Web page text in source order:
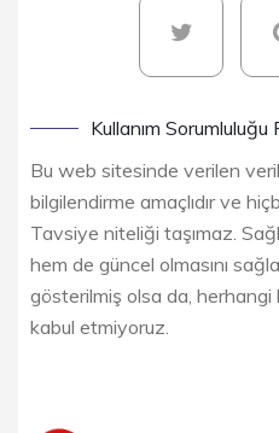
Kullanım Sorumluluğu
Bu web sitesinde verilen
bilgilendirme amaçlıdır ve
Tavsiye niteliği taşımaz.
hem de güncel olmasını
gösterilmiş olsa da, herhangi
kabul etmiyoruz.